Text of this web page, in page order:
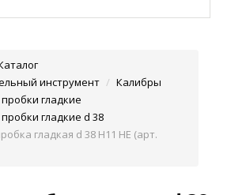
инструмент
Калибры
гладкие
гладкие d 38
гладкая d 38 Н11 НЕ (арт.